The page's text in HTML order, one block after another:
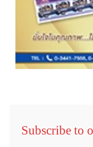
Subscribe to